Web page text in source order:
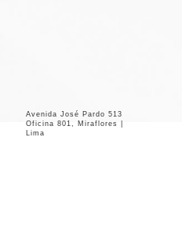
Avenida José Pardo 513
Oficina 801, Miraflores |
Lima